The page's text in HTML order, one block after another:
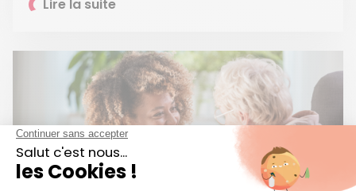
Lire la suite